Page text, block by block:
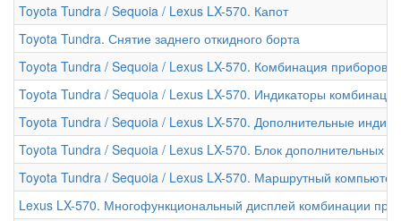
Toyota Tundra / Sequoia / Lexus LX-570. Капот
Toyota Tundra. Снятие заднего откидного борта
Toyota Tundra / Sequoia / Lexus LX-570. Комбинация приборов
Toyota Tundra / Sequoia / Lexus LX-570. Индикаторы
Toyota Tundra / Sequoia / Lexus LX-570. Дополнительные
Toyota Tundra / Sequoia / Lexus LX-570. Блок дополнительных
Toyota Tundra / Sequoia / Lexus LX-570. Маршрутный компьютер
Lexus LX-570. Многофункциональный дисплей комбинации